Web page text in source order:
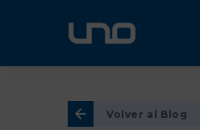
Volver al Blog